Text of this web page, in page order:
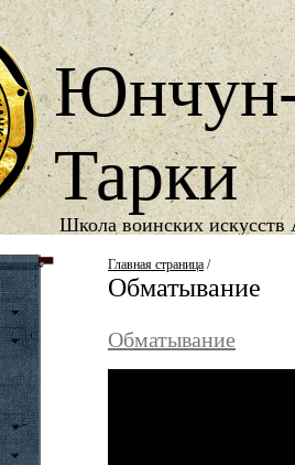
Тарки
Школа воинских искусств
Год основания школы1987
Главная страница /
Обматывание
Обматывание